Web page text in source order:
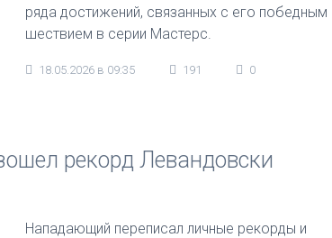
ряда достижений, связанных с его победным
шествием в серии Мастерс.
18.05.2026 в 09:35 191 0
рекорд Левандовски
Нападающий переписал личные рекорды и